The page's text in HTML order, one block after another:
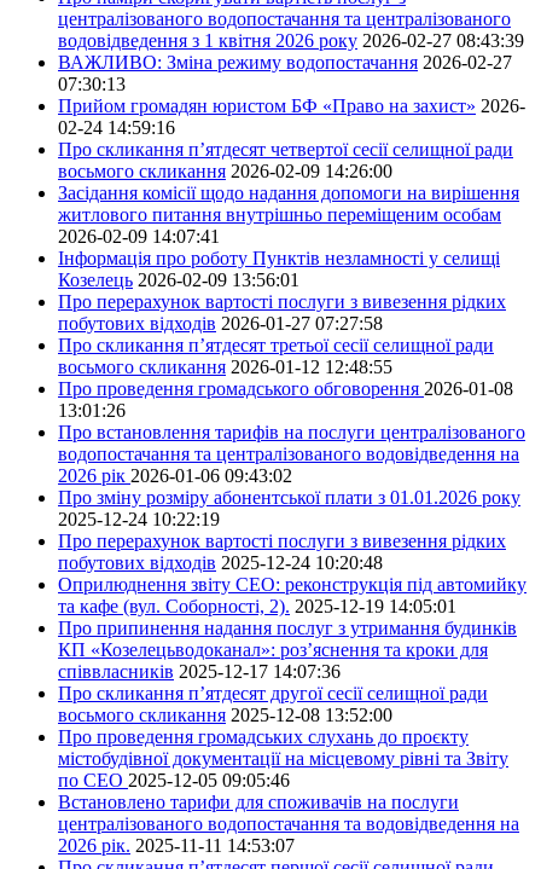
централізованого водопостачання та централізованого
водовідведення з 1 квітня 2026 року 2026-02-27 08:43:39
ВАЖЛИВО: Зміна режиму водопостачання 2026-02-27
07:30:13
Прийом громадян юристом БФ «Право на захист» 2026-
02-24 14:59:16
Про скликання п’ятдесят четвертої сесії селищної ради
восьмого скликання 2026-02-09 14:26:00
Засідання комісії щодо надання допомоги на вирішення
житлового питання внутрішньо переміщеним особам
2026-02-09 14:07:41
Інформація про роботу Пунктів незламності у селищі
Козелець 2026-02-09 13:56:01
Про перерахунок вартості послуги з вивезення рідких
побутових відходів 2026-01-27 07:27:58
Про скликання п’ятдесят третьої сесії селищної ради
восьмого скликання 2026-01-12 12:48:55
Про проведення громадського обговорення 2026-01-08
13:01:26
Про встановлення тарифів на послуги централізованого
водопостачання та централізованого водовідведення на
2026 рік 2026-01-06 09:43:02
Про зміну розміру абонентської плати з 01.01.2026 року
2025-12-24 10:22:19
Про перерахунок вартості послуги з вивезення рідких
побутових відходів 2025-12-24 10:20:48
Оприлюднення звіту СЕО: реконструкція під автомийку
та кафе (вул. Соборності, 2). 2025-12-19 14:05:01
Про припинення надання послуг з утримання будинків
КП «Козелецьводоканал»: роз’яснення та кроки для
співвласників 2025-12-17 14:07:36
Про скликання п’ятдесят другої сесії селищної ради
восьмого скликання 2025-12-08 13:52:00
Про проведення громадських слухань до проєкту
містобудівної документації на місцевому рівні та Звіту
по СЕО 2025-12-05 09:05:46
Встановлено тарифи для споживачів на послуги
централізованого водопостачання та водовідведення на
2026 рік. 2025-11-11 14:53:07